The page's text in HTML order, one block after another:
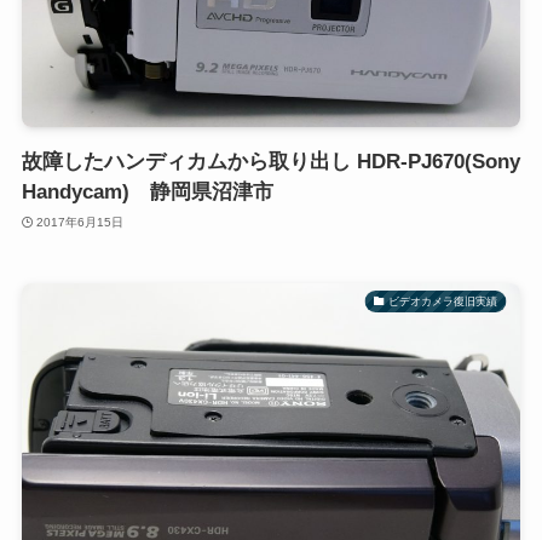
故障したハンディカムから取り出し HDR-PJ670(Sony
Handycam) 静岡県沼津市
2017年6月15日
ビデオカメラ復旧実績